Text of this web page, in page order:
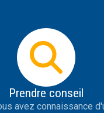
Prendre conseil
avez connaissance